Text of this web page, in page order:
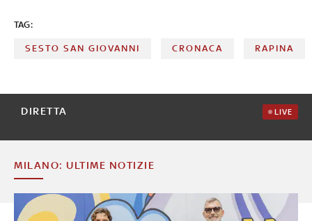
TAG:
SESTO SAN GIOVANNI CRONACA RAPINA
DIRETTA LIVE
MILANO: ULTIME NOTIZIE